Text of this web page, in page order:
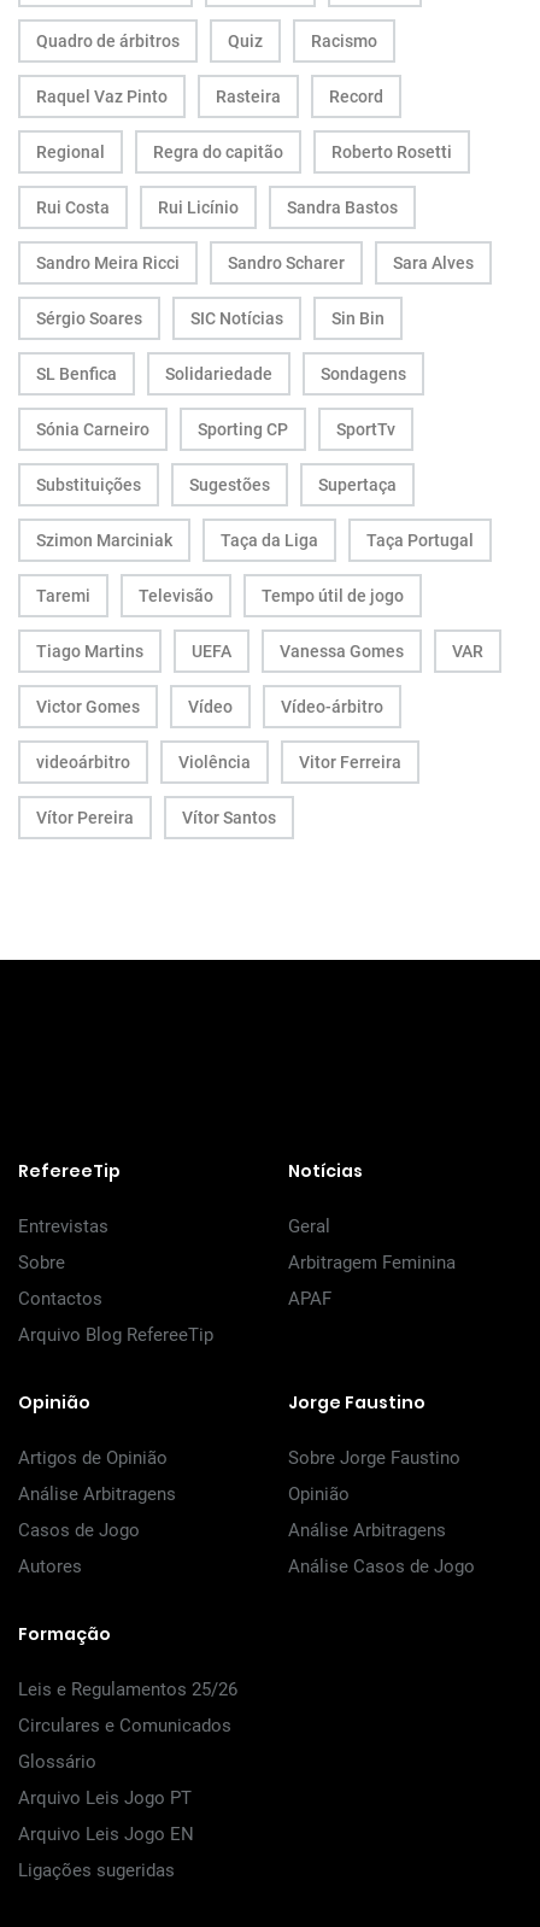
Quadro de árbitros Quiz Racismo
Raquel Vaz Pinto Rasteira Record
Regional Regra do capitão Roberto Rosetti
Rui Costa Rui Licínio Sandra Bastos
Sandro Meira Ricci Sandro Scharer Sara Alves
Sérgio Soares SIC Notícias Sin Bin
SL Benfica Solidariedade Sondagens
Sónia Carneiro Sporting CP SportTv
Substituições Sugestões Supertaça
Szimon Marciniak Taça da Liga Taça Portugal
Taremi Televisão Tempo útil de jogo
Tiago Martins UEFA Vanessa Gomes VAR
Victor Gomes Vídeo Vídeo-árbitro
videoárbitro Violência Vitor Ferreira
Vítor Pereira Vítor Santos
RefereeTip
Entrevistas
Sobre
Contactos
Arquivo Blog RefereeTip
Notícias
Geral
Arbitragem Feminina
APAF
Opinião
Artigos de Opinião
Análise Arbitragens
Casos de Jogo
Autores
Jorge Faustino
Sobre Jorge Faustino
Opinião
Análise Arbitragens
Análise Casos de Jogo
Formação
Leis e Regulamentos 25/26
Circulares e Comunicados
Glossário
Arquivo Leis Jogo PT
Arquivo Leis Jogo EN
Ligações sugeridas